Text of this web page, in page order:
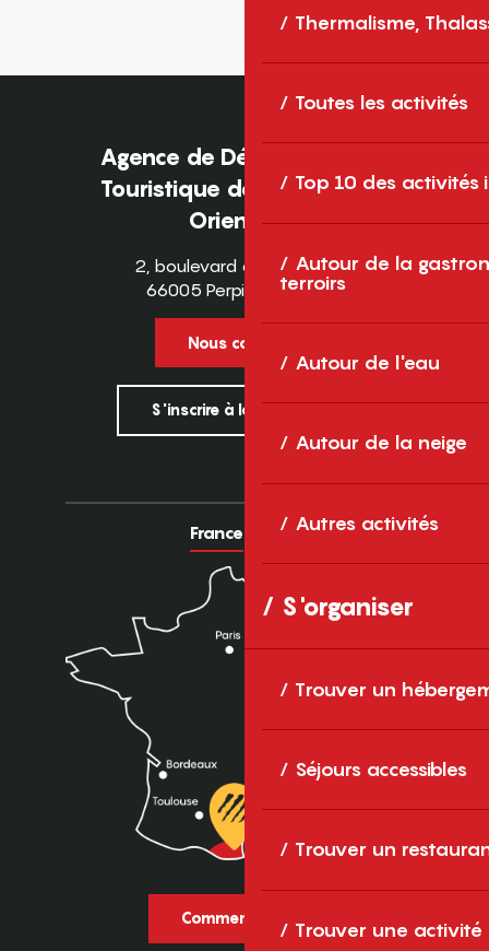
Thermalisme,
Toutes les activités
Top 10 des activités
Autour de la
terroirs
Autour de l'eau
Autour de la neige
Autres activités
S'organiser
Trouver un
Séjours accessibles
Trouver un
Trouver une activité
Agence de Développement
Touristique des Pyrénées-
Orientales
2, boulevard des Pyrénées
66005 Perpignan Cedex
Nous contacter
S'inscrire à la newsletter
France Europe
Comment venir ?